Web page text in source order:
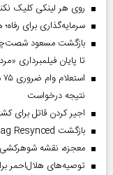
روی هر لینکی کلیک
سرمایه‌گذاری برای
بازگشت مسعود شصت‌چی
تا پایان فیلمبرداری
نتیجه درخواست
اجیر کردن قاتل برای
بازگشت Black Flag Resynced خبری جذاب برای دوستداران بازی
معجزه، نقشه شوهرکشی
توصیه‌های هلال‌احمر